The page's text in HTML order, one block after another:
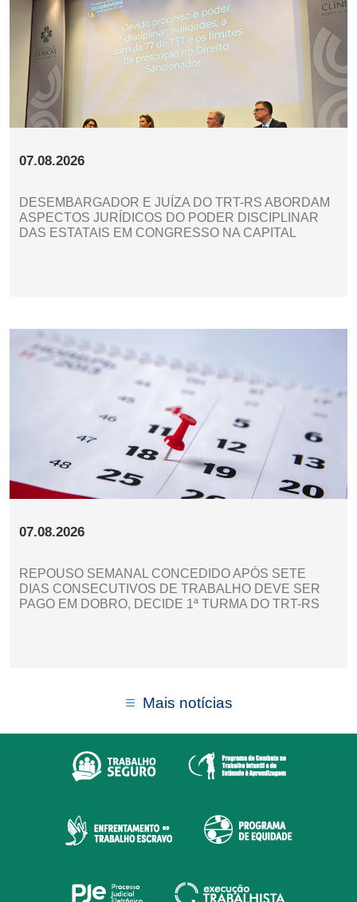
07.08.2026
DESEMBARGADOR E JUÍZA DO TRT-RS ABORDAM
ASPECTOS JURÍDICOS DO PODER DISCIPLINAR
DAS ESTATAIS EM CONGRESSO NA CAPITAL
07.08.2026
REPOUSO SEMANAL CONCEDIDO APÓS SETE
DIAS CONSECUTIVOS DE TRABALHO DEVE SER
PAGO EM DOBRO, DECIDE 1ª TURMA DO TRT-RS
Mais notícias